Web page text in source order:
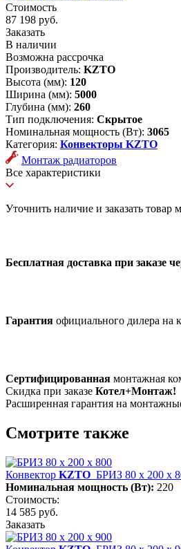
Стоимость
87 198 руб.
Заказать
В наличии
Возможна рассрочка
Производитель: KZTO
Высота (мм): 120
Ширина (мм): 5000
Глубина (мм): 260
Тип подключения: Скрытое
Номинальная мощность (Вт): 3065
Категория: Конвекторы KZTO
Монтаж радиаторов
Все характеристики
Уточнить наличие и заказать товар
Бесплатная доставка при заказе
Гарантия официального дилера на
Сертифицированная монтажная
Скидка при заказе Котел+Монтаж!
Расширенная гарантия на
Смотрите также
Конвектор KZTO БРИЗ 80 х 200 х
Номинальная мощность (Вт): 220
Стоимость:
14 585 руб.
Заказать